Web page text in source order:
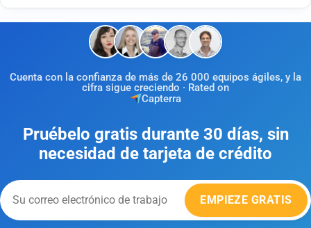
Cuenta con la confianza de más de 26 000 equipos ágiles, y la
cifra sigue creciendo · Rated on
Capterra
Pruébelo gratis durante 30 días, sin
necesidad de tarjeta de crédito
EMPIEZE GRATIS